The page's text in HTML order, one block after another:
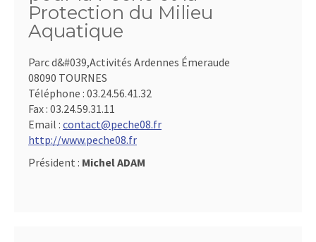
Protection du Milieu
Aquatique
Parc d&#039,Activités Ardennes Émeraude
08090 TOURNES
Téléphone : 03.24.56.41.32
Fax : 03.24.59.31.11
Email : contact@peche08.fr
http://www.peche08.fr
Président : Michel ADAM